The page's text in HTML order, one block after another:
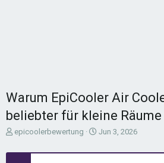
Warum EpiCooler Air
beliebter für kleine
T
r
epicoolerbewertung
S
a
Jun 3, 2026